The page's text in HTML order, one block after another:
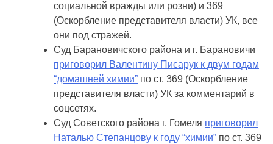
социальной вражды или розни) и 369
(Оскорбление представителя власти) УК, все
они под стражей.
Суд Барановичского района и г. Барановичи
приговорил Валентину Писарук к двум годам
“домашней химии” по ст. 369 (Оскорбление
представителя власти) УК за комментарий в
соцсетях.
Суд Советского района г. Гомеля приговорил
Наталью Степанцову к году “химии” по ст. 369